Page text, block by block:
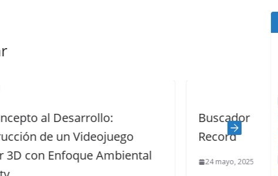
Buscador de Gemas en Tiempo
Record
24 mayo, 2025